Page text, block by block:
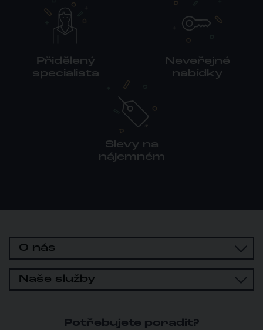
Přidělený
specialista
Neveřejné
nabídky
Slevy na
nájemném
O nás
Naše služby
Potřebujete poradit?